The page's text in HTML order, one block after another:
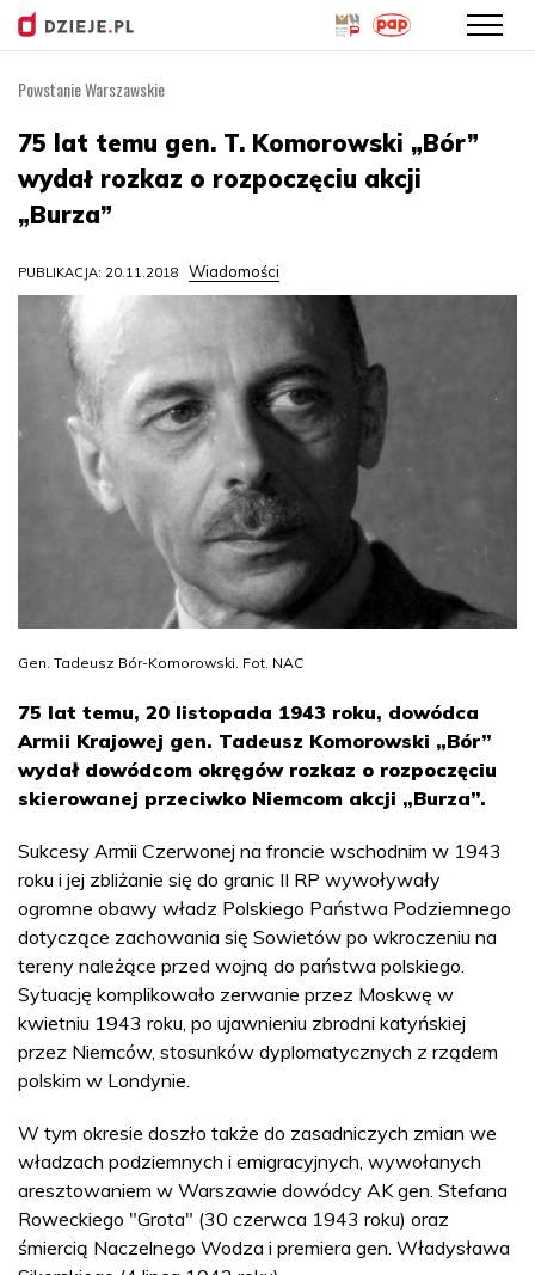
treści
Powstanie Warszawskie
75 lat temu gen. T. Komorowski „Bór”
wydał rozkaz o rozpoczęciu akcji
„Burza”
PUBLIKACJA: 20.11.2018 Wiadomości
Gen. Tadeusz Bór-Komorowski. Fot. NAC
75 lat temu, 20 listopada 1943 roku, dowódca
Armii Krajowej gen. Tadeusz Komorowski „Bór”
wydał dowódcom okręgów rozkaz o rozpoczęciu
skierowanej przeciwko Niemcom akcji „Burza”.
Sukcesy Armii Czerwonej na froncie wschodnim w 1943
roku i jej zbliżanie się do granic II RP wywoływały
ogromne obawy władz Polskiego Państwa Podziemnego
dotyczące zachowania się Sowietów po wkroczeniu na
tereny należące przed wojną do państwa polskiego.
Sytuację komplikowało zerwanie przez Moskwę w
kwietniu 1943 roku, po ujawnieniu zbrodni katyńskiej
przez Niemców, stosunków dyplomatycznych z rządem
polskim w Londynie.
W tym okresie doszło także do zasadniczych zmian we
władzach podziemnych i emigracyjnych, wywołanych
aresztowaniem w Warszawie dowódcy AK gen. Stefana
Roweckiego "Grota" (30 czerwca 1943 roku) oraz
śmiercią Naczelnego Wodza i premiera gen. Władysława